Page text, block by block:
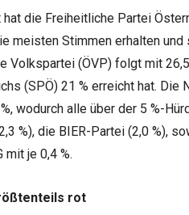
die Freiheitliche Partei
meisten Stimmen erhalten
Volkspartei (ÖVP) folgt mit
(SPÖ) 21 % erreicht hat. Die
wodurch alle über der 5 %-
%), die BIER-Partei (2,0 %),
mit je 0,4 %.
rot